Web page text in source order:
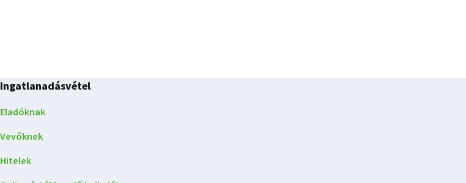
Ingatlanadásvétel
Eladóknak
Vevőknek
Hitelek